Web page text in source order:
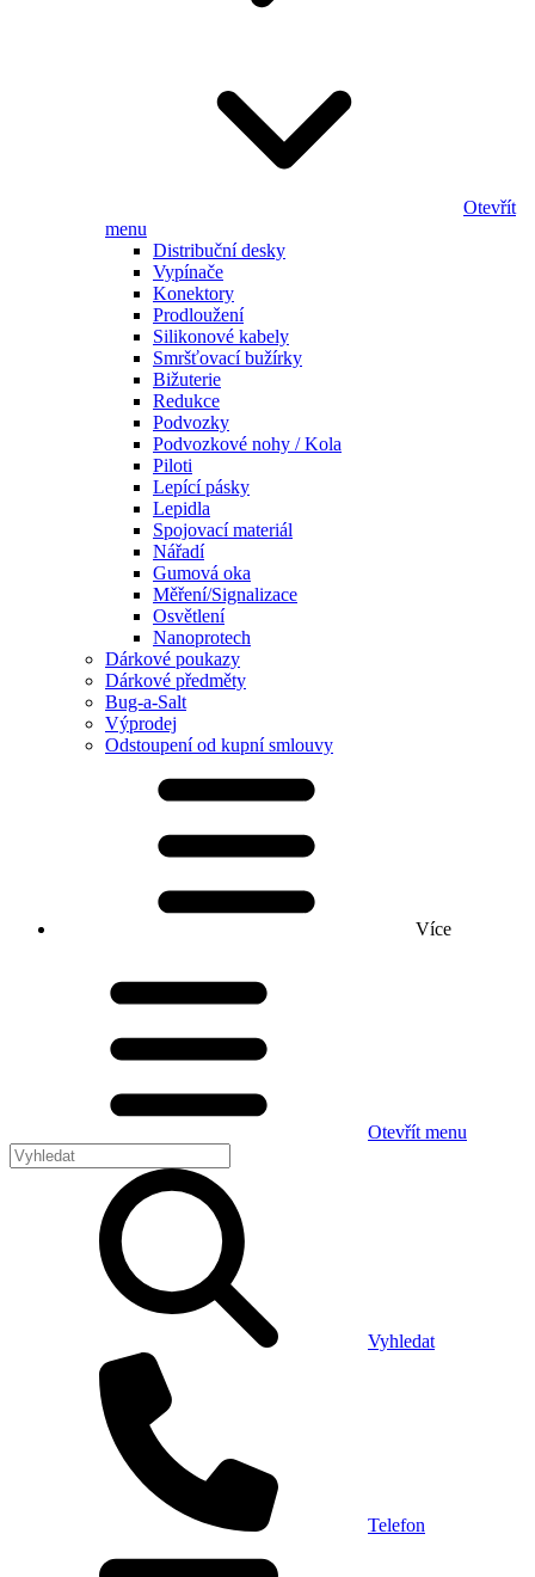
Otevřít
menu
Distribuční desky
Vypínače
Konektory
Prodloužení
Silikonové kabely
Smršťovací bužírky
Bižuterie
Redukce
Podvozky
Podvozkové nohy / Kola
Piloti
Lepící pásky
Lepidla
Spojovací materiál
Nářadí
Gumová oka
Měření/Signalizace
Osvětlení
Nanoprotech
Dárkové poukazy
Dárkové předměty
Bug-a-Salt
Výprodej
Odstoupení od kupní smlouvy
Více
Otevřít menu
Vyhledat
Telefon